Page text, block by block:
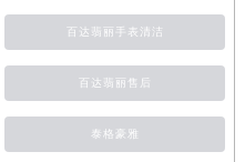
百达翡丽手表清洁
百达翡丽售后
泰格豪雅